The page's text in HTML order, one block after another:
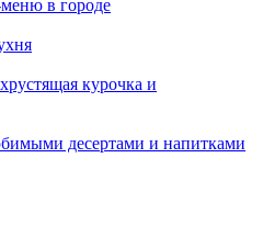
в городе
курочка и
десертами и напитками